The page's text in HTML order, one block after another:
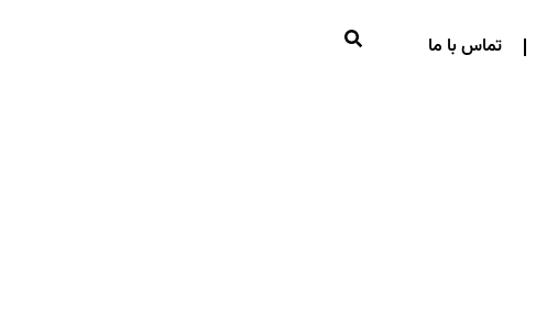
تماس با ما